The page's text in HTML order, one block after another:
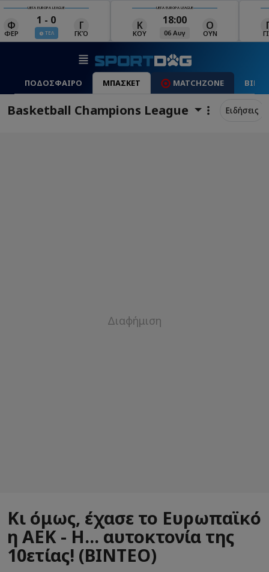
UEFA EUROPA LEAGUE
Κ 18:00
06 Αυγ ΟΥΝ
UEFA EUROPA LEAGUE
ΓΙΑ
19:00
06 Αυγ
Ρ
ΡΈΙ ΜΑΚ
ΠΟΔΟΣΦΑΙΡΟ ΜΠΑΣΚΕΤ MATCHZONE
Basketball Champions League Ειδήσεις
Κι όμως, έχασε το Ευρωπαϊκό
η ΑΕΚ - Η... αυτοκτονία της
10ετίας! (ΒΙΝΤΕΟ)